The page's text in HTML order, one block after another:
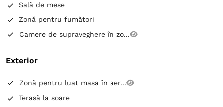
Sală de mese
Zonă pentru fumători
Camere de supraveghere în zo...
Exterior
Zonă pentru luat masa în aer...
Terasă la soare